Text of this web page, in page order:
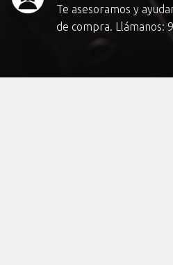
Te asesoramos y
de compra. Llámanos: